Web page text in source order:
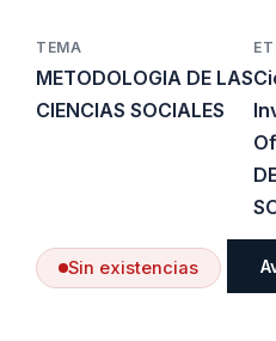
TEMA
METODOLOGIA DE LAS
CIENCIAS SOCIALES
Sin existencias